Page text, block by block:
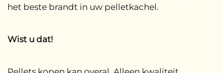
het beste brandt in uw pelletkachel.
Wist u dat!